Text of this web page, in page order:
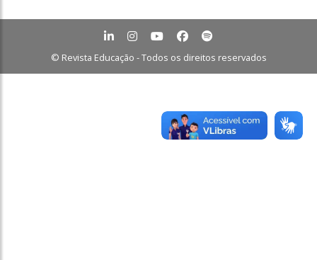
© Revista Educação - Todos os direitos reservados